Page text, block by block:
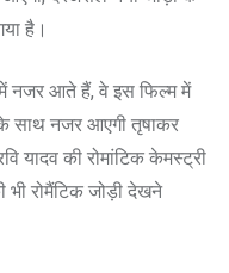
है।
नजर आते हैं, वे इस फिल्म में
साथ नजर आएगी तृषाकर
यादव की रोमांटिक केमस्ट्री
रोमैंटिक जोड़ी देखने